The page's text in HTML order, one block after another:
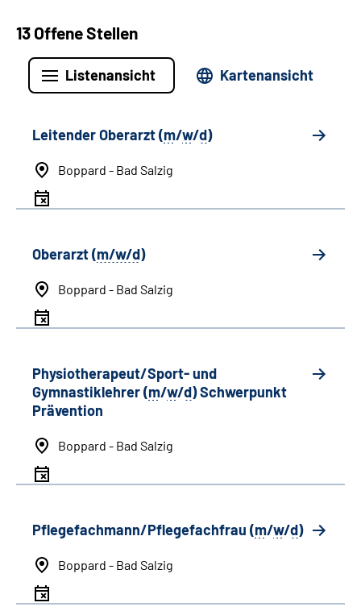
13 Offene Stellen
Listenansicht Kartenansicht
Leitender Oberarzt (m/w/d)
Boppard - Bad Salzig
Oberarzt (m/w/d)
Boppard - Bad Salzig
Physiotherapeut/Sport- und
Gymnastiklehrer (m/w/d) Schwerpunkt
Prävention
Boppard - Bad Salzig
Pflegefachmann/Pflegefachfrau (m/w/d)
Boppard - Bad Salzig